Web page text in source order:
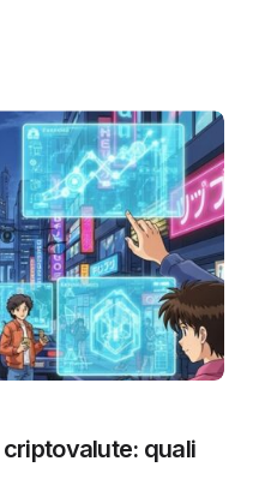
quali